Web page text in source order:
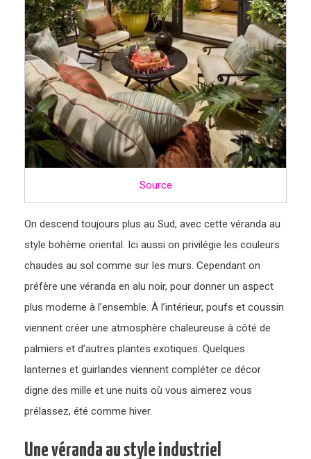
Source
On descend toujours plus au Sud, avec cette véranda au
style bohème oriental. Ici aussi on privilégie les couleurs
chaudes au sol comme sur les murs. Cependant on
préfère une véranda en alu noir, pour donner un aspect
plus moderne à l’ensemble. À l’intérieur, poufs et coussin
viennent créer une atmosphère chaleureuse à côté de
palmiers et d’autres plantes exotiques. Quelques
lanternes et guirlandes viennent compléter ce décor
digne des mille et une nuits où vous aimerez vous
prélassez, été comme hiver.
Une véranda au style industriel